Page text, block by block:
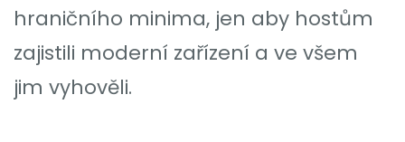
hraničního minima, jen aby hostům
zajistili moderní zařízení a ve všem
jim vyhověli.